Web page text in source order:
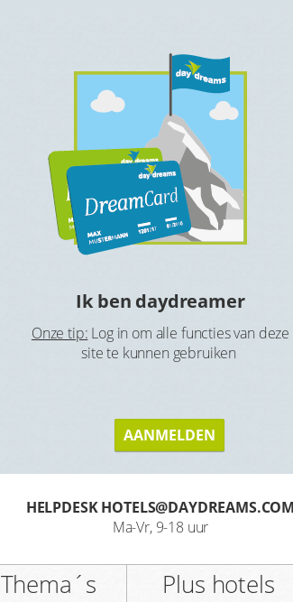
Ik ben daydreamer
Onze tip: Log in om alle functies van deze
site te kunnen gebruiken
AANMELDEN
HELPDESK HOTELS@DAYDREAMS.COM
Ma-Vr, 9-18 uur
Thema´s Plus hotels